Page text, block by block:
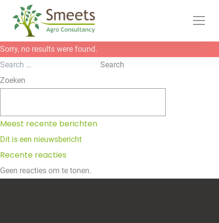
Ga naar de inhoud
Sorry, no results were found.
Search for:
Search
Zoeken
Meest recente berichten
Dit is een nieuwsbericht
Recente reacties
Geen reacties om te tonen.